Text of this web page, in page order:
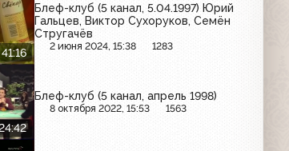
41:16
Блеф-клуб (5 канал, 5.04.1997) Юрий
Гальцев, Виктор Сухоруков, Семён
Стругачёв
2 июня 2024, 15:38 1283
Блеф-клуб (5 канал, апрель 1998)
8 октября 2022, 15:53 1563